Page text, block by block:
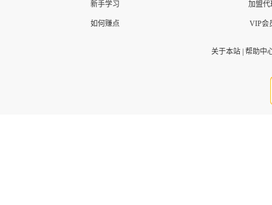
新手学习
如何赚点
加盟代
VIP会
关于本站| 帮助中